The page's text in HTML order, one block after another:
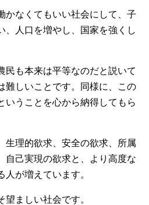
かなくてもいい社会にして、子
、人口を増やし、国家を強くし
民も本来は平等なのだと説いて
難しいことです。同様に、この
いうことを心から納得してもら
生理的欲求、安全の欲求、所属
自己実現の欲求と、より高度な
が増えています。
ましい社会です。